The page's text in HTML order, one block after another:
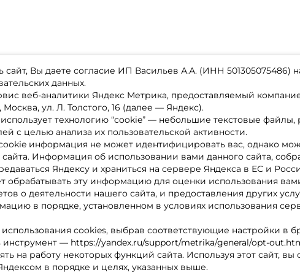
сайт, Вы даете согласие ИП Васильев А.А. (ИНН 501305075486)
данных.
веб-аналитики Яндекс Метрика, предоставляемый
Москва, ул. Л. Толстого, 16 (далее — Яндекс).
технологию “cookie” — небольшие текстовые
с целью анализа их пользовательской активности.
информация не может идентифицировать вас, однако
Информация об использовании вами данного сайта,
Яндексу и храниться на сервере Яндекса в ЕС и
обрабатывать эту информацию для оценки использования
о деятельности нашего сайта, и предоставления других
в порядке, установленном в условиях использования
cookies, выбрав соответствующие настройки в
инструмент — https://yandex.ru/support/metrika/general/opt-
на работу некоторых функций сайта. Используя этот сайт, вы
в порядке и целях, указанных выше.
О магазине
Доставка
Оплата
Fox-bonus
Гуру
Контакты
Политика обработки ПД
Каталог товаров
Акции
Новинки
Бренды
Партнерская программа